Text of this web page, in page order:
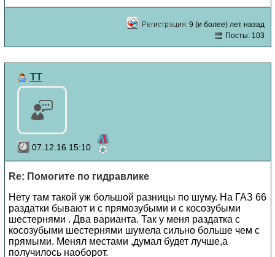
9 (и более) лет назад
Посты: 103
TT
07.12.16 15:10
Re: Помогите по гидравлике
Нету там такой уж большой разницы по шуму. На ГАЗ 66
раздатки бывают и с прямозубыми и с косозубыми
шестернями . Два варианта. Так у меня раздатка с
косозубыми шестернями шумела сильно больше чем с
прямыми. Менял местами ,думал будет лучше,а
получилось наоборот.